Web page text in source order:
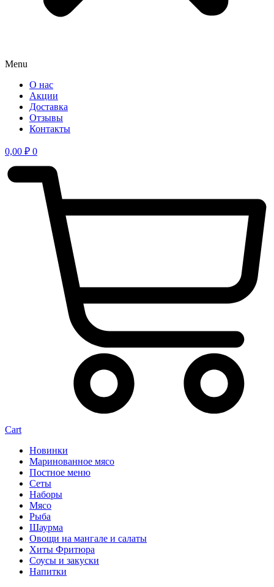
Menu
О нас
Акции
Доставка
Отзывы
Контакты
0,00 ₽ 0
Cart
Новинки
Маринованное мясо
Постное меню
Сеты
Наборы
Мясо
Рыба
Шаурма
Овощи на мангале и салаты
Хиты Фритюра
Соусы и закуски
Напитки